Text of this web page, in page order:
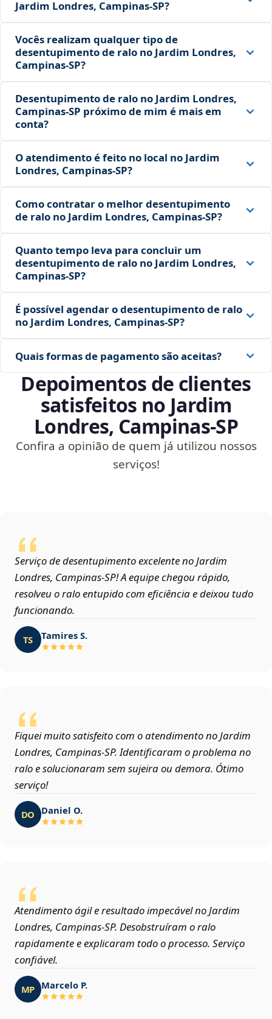
Jardim Londres, Campinas‑SP?
Vocês realizam qualquer tipo de
desentupimento de ralo no Jardim Londres,
Campinas‑SP?
Desentupimento de ralo no Jardim Londres,
Campinas‑SP próximo de mim é mais em
conta?
O atendimento é feito no local no Jardim
Londres, Campinas‑SP?
Como contratar o melhor desentupimento
de ralo no Jardim Londres, Campinas‑SP?
Quanto tempo leva para concluir um
desentupimento de ralo no Jardim Londres,
Campinas‑SP?
É possível agendar o desentupimento de ralo
no Jardim Londres, Campinas‑SP?
Quais formas de pagamento são aceitas?
Depoimentos de clientes
satisfeitos no Jardim
Londres, Campinas‑SP
Confira a opinião de quem já utilizou nossos
serviços!
Serviço de desentupimento excelente no Jardim
Londres, Campinas‑SP! A equipe chegou rápido,
resolveu o ralo entupido com eficiência e deixou tudo
funcionando.
TS Tamires S.
Fiquei muito satisfeito com o atendimento no Jardim
Londres, Campinas‑SP. Identificaram o problema no
ralo e solucionaram sem sujeira ou demora. Ótimo
serviço!
DO Daniel O.
Atendimento ágil e resultado impecável no Jardim
Londres, Campinas‑SP. Desobstruíram o ralo
rapidamente e explicaram todo o processo. Serviço
confiável.
MP Marcelo P.